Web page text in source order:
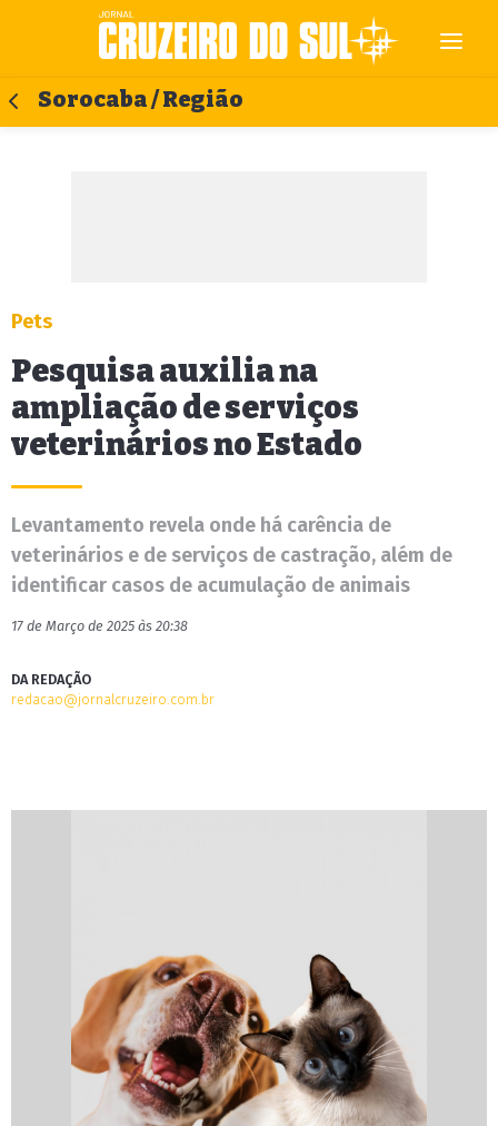
Sorocaba / Região
Pets
Pesquisa auxilia na
ampliação de serviços
veterinários no Estado
Levantamento revela onde há carência de
veterinários e de serviços de castração, além de
identificar casos de acumulação de animais
17 de Março de 2025 às 20:38
DA REDAÇÃO
redacao@jornalcruzeiro.com.br